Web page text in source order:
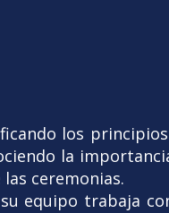
los principios
la
ceremonias.
equipo trabaja